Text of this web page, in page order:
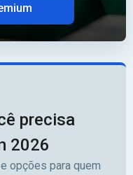
precisa
2026
opções para quem